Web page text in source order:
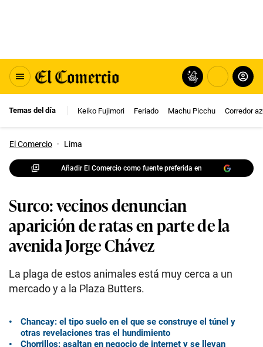
Temas del día Keiko Fujimori Feriado Machu Picchu Corredor
El Comercio · Lima
Añadir El Comercio como fuente preferida en
Surco: vecinos denuncian
aparición de ratas en parte de la
avenida Jorge Chávez
La plaga de estos animales está muy cerca a un
mercado y a la Plaza Butters.
Chancay: el tipo suelo en el que se construye el túnel y
otras revelaciones tras el hundimiento
Chorrillos: asaltan en negocio de internet y se llevan